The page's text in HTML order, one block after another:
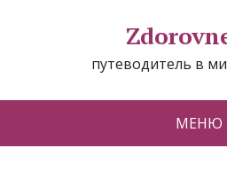
путеводитель в
МЕНЮ